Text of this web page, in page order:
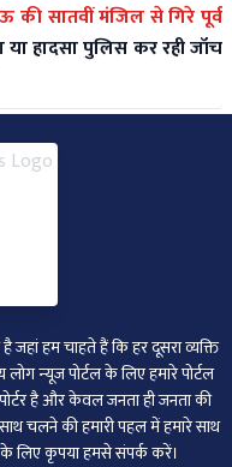
सातवीं मंजिल से गिरे पूर्व
या हादसा पुलिस कर रही जॉच
हम चाहते हैं कि हर दूसरा व्‍यक्ति
न्‍यूज पोर्टल के लिए हमारे पोर्टल
है और केवल जनता ही जनता की
चलने की हमारी पहल में हमारे साथ
कृपया हमसे संपर्क करें।